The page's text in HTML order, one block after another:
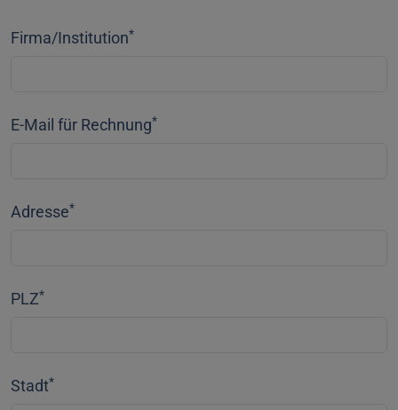
Firma/Institution*
E-Mail für Rechnung*
Adresse*
PLZ*
Stadt*